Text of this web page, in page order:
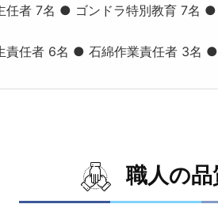
任者 7名 ● ゴンドラ特別教育 7名 ●
責任者 6名 ● 石綿作業責任者 3名 ●
職人の品